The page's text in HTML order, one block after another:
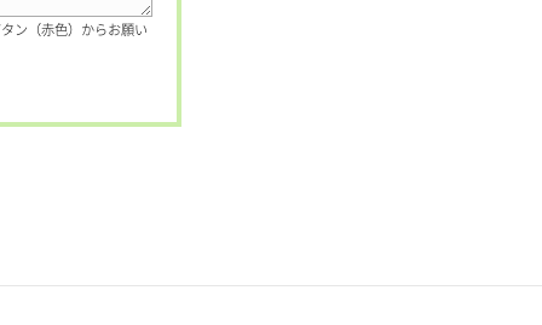
ン（赤色）からお願い